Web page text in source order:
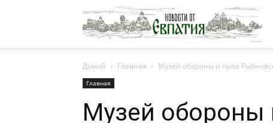
от
Домой Главная Музей обороны и тыла
Главная
Музей обороны